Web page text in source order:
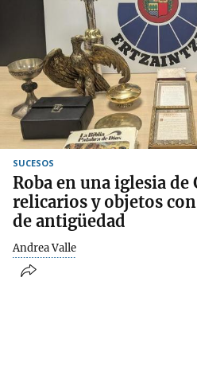
SUCESOS
Roba en una iglesia de
relicarios y objetos
de antigüedad
Andrea Valle